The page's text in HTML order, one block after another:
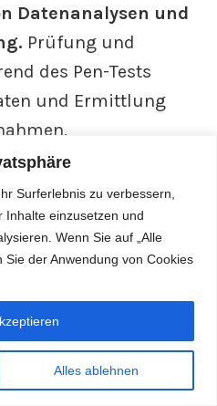
Surferlebnis zu verbessern,
Inhalte einzusetzen und
Wenn Sie auf „Alle
der Anwendung von Cookies
Alles ablehnen
Datenanalysen und
Prüfung und
des Pen-Tests
und Ermittlung
der Testergebnisse,
aufgedeckten und
und
in einem Bericht für
Impressum|Datenschutz